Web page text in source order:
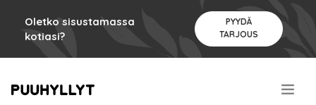
Oletko sisustamassa
kotiasi?
PYYDÄ
TARJOUS